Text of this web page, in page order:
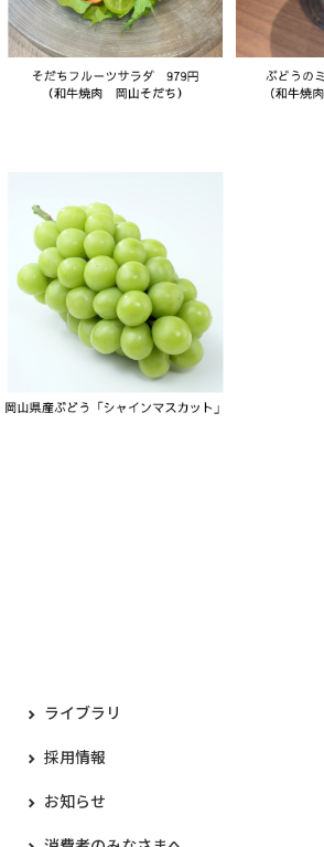
ライブラリ
採用情報
お知らせ